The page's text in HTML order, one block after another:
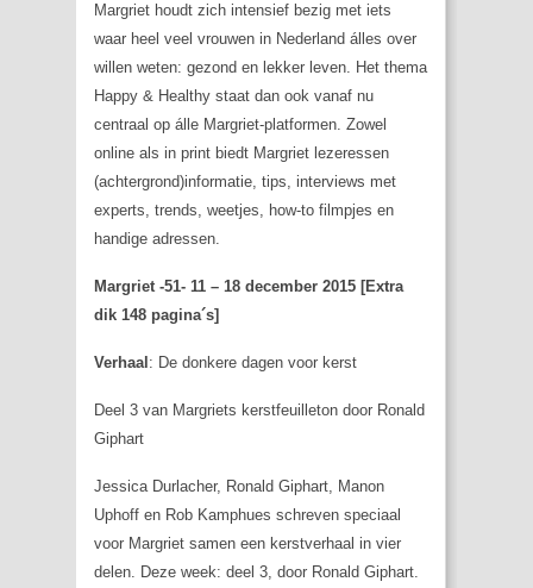
Margriet houdt zich intensief bezig met iets
waar heel veel vrouwen in Nederland álles over
willen weten: gezond en lekker leven. Het thema
Happy & Healthy staat dan ook vanaf nu
centraal op álle Margriet-platformen. Zowel
online als in print biedt Margriet lezeressen
(achtergrond)informatie, tips, interviews met
experts, trends, weetjes, how-to filmpjes en
handige adressen.
Margriet -51- 11 – 18 december 2015 [Extra
dik 148 pagina´s]
Verhaal : De donkere dagen voor kerst
Deel 3 van Margriets kerstfeuilleton door Ronald
Giphart
Jessica Durlacher, Ronald Giphart, Manon
Uphoff en Rob Kamphues schreven speciaal
voor Margriet samen een kerstverhaal in vier
delen. Deze week: deel 3, door Ronald Giphart.